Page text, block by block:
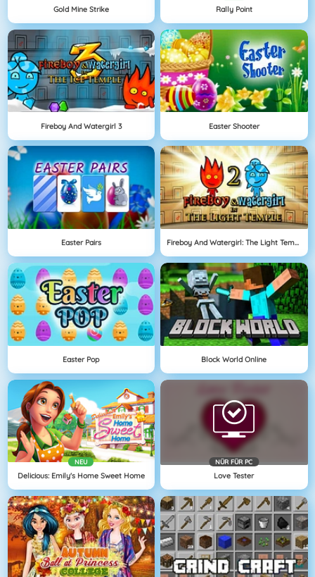
Gold Mine Strike Rally Point
Fireboy And Watergirl 3 Easter Shooter
Easter Pairs Fireboy And Watergirl: The Light Temple
Easter Pop Block World Online
NEU
Delicious: Emily's Home Sweet Home
NÜR FÜR PC
Love Tester